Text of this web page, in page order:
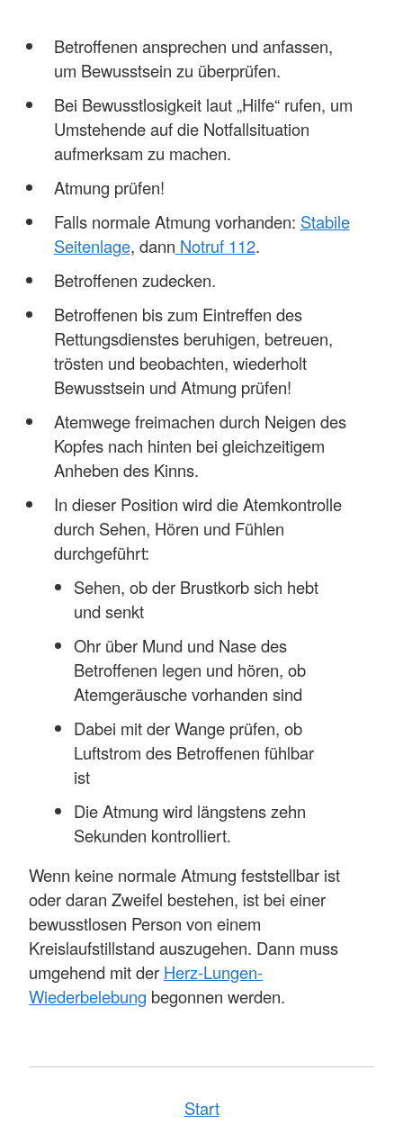
Betroffenen ansprechen und anfassen,
um Bewusstsein zu überprüfen.
Bei Bewusstlosigkeit laut „Hilfe“ rufen, um
Umstehende auf die Notfallsituation
aufmerksam zu machen.
Atmung prüfen!
Falls normale Atmung vorhanden: Stabile
Seitenlage, dann Notruf 112.
Betroffenen zudecken.
Betroffenen bis zum Eintreffen des
Rettungsdienstes beruhigen, betreuen,
trösten und beobachten, wiederholt
Bewusstsein und Atmung prüfen!
Atemwege freimachen durch Neigen des
Kopfes nach hinten bei gleichzeitigem
Anheben des Kinns.
In dieser Position wird die Atemkontrolle
durch Sehen, Hören und Fühlen
durchgeführt:
Sehen, ob der Brustkorb sich hebt
und senkt
Ohr über Mund und Nase des
Betroffenen legen und hören, ob
Atemgeräusche vorhanden sind
Dabei mit der Wange prüfen, ob
Luftstrom des Betroffenen fühlbar
ist
Die Atmung wird längstens zehn
Sekunden kontrolliert.
Wenn keine normale Atmung feststellbar ist
oder daran Zweifel bestehen, ist bei einer
bewusstlosen Person von einem
Kreislaufstillstand auszugehen. Dann muss
umgehend mit der Herz-Lungen-
Wiederbelebung begonnen werden.
Start